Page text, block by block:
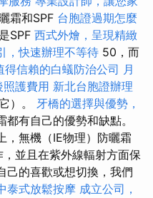
霜和SPF 台胞證過期怎麼
SPF 西式外燴，呈現精緻
，快速辦理不等待 50，而
得信賴的白蟻防治公司 月
護費用 新北台胞證辦理
）。 牙橋的選擇與優勢，
有自己的優勢和缺點。
，無機（IE物理）防曬霜
並且在紫外線輻射方面保
己的喜歡或想切換，我們
泰式放鬆按摩 成立公司，